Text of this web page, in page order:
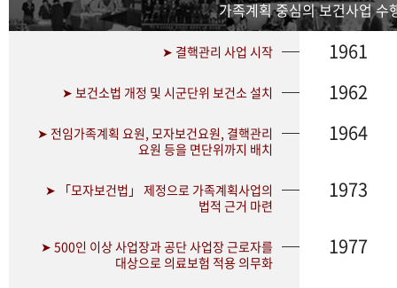
가족계획 중심의 보건사업 수
➤ 결핵관리 사업 시작 1961
➤ 보건소법 개정 및 시군단위 보건소 설치 1962
➤ 전임가족계획 요원, 모자보건요원, 결핵관리
요원 등을 면단위까지 배치
1964
➤ 「모자보건법」 제정으로 가족계획사업의
법적 근거 마련
1973
➤ 500인 이상 사업장과 공단 사업장 근로자를
대상으로 의료보험 적용 의무화
1977